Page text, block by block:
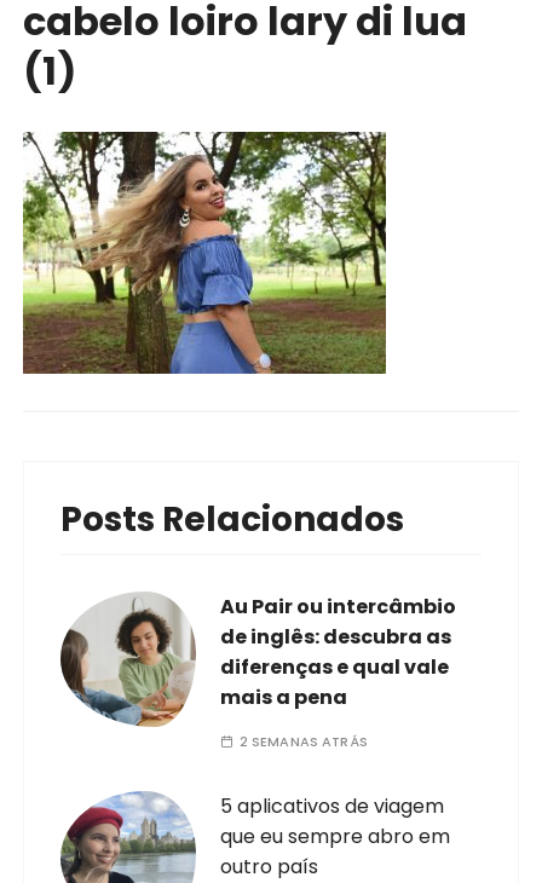
cabelo loiro lary di lua
(1)
Posts Relacionados
Au Pair ou intercâmbio
de inglês: descubra as
diferenças e qual vale
mais a pena
2 SEMANAS ATRÁS
5 aplicativos de viagem
que eu sempre abro em
outro país